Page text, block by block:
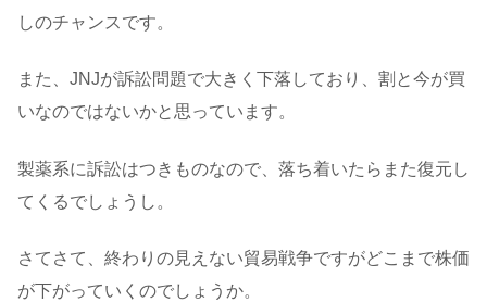
しのチャンスです。
また、JNJが訴訟問題で大きく下落しており、割と今が買
いなのではないかと思っています。
製薬系に訴訟はつきものなので、落ち着いたらまた復元し
てくるでしょうし。
さてさて、終わりの見えない貿易戦争ですがどこまで株価
が下がっていくのでしょうか。